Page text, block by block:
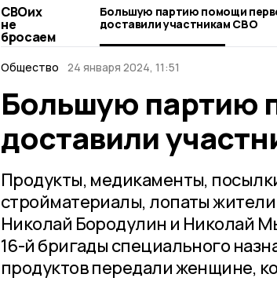
СВОих
не
бросаем
Большую партию помощи
доставили участникам СВО
Общество 24 января 2024, 11:51
Большую партию
доставили
Продукты, медикаменты,
стройматериалы, лопаты
Николай Бородулин и Николай
16-й бригады специального
продуктов передали женщине,